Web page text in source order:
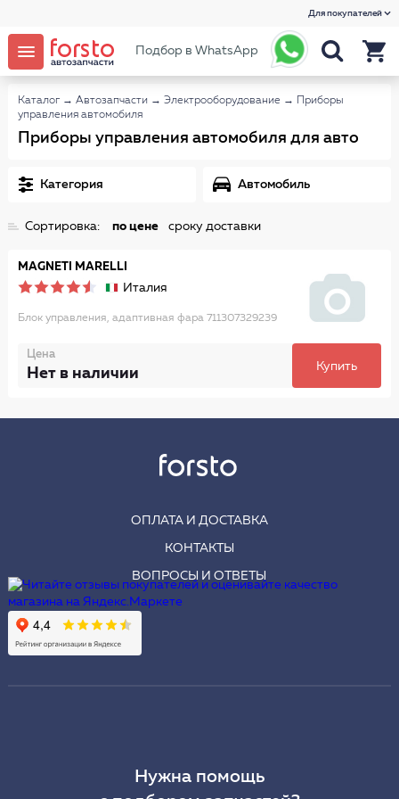
Для покупателей
Подбор в WhatsApp
Каталог → Автозапчасти → Электрооборудование →
Приборы
управления автомобиля
Приборы управления автомобиля для авто
Категория Автомобиль
Сортировка: по цене сроку доставки
MAGNETI MARELLI
Италия
Блок управления, адаптивная фара 711307329239
Цена
Нет в наличии Купить
ОПЛАТА И ДОСТАВКА
КОНТАКТЫ
ВОПРОСЫ И ОТВЕТЫ
Нужна помощь